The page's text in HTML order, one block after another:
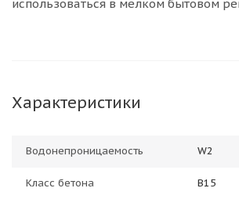
использоваться в мелком бытовом
Характеристики
Водонепроницаемость W2
Класс бетона В15